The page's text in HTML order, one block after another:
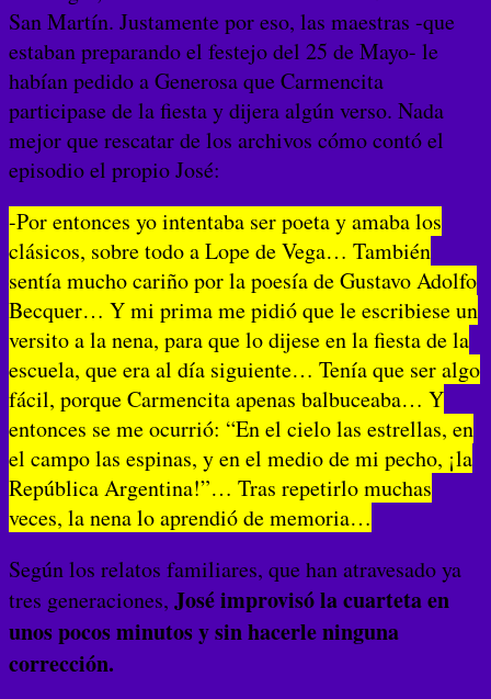
San Martín. Justamente por eso, las maestras -que
estaban preparando el festejo del 25 de Mayo- le
habían pedido a Generosa que Carmencita
participase de la fiesta y dijera algún verso. Nada
mejor que rescatar de los archivos cómo contó el
episodio el propio José:
-Por entonces yo intentaba ser poeta y amaba los
clásicos, sobre todo a Lope de Vega… También
sentía mucho cariño por la poesía de Gustavo Adolfo
Becquer… Y mi prima me pidió que le escribiese un
versito a la nena, para que lo dijese en la fiesta de la
escuela, que era al día siguiente… Tenía que ser algo
fácil, porque Carmencita apenas balbuceaba… Y
entonces se me ocurrió: “En el cielo las estrellas, en
el campo las espinas, y en el medio de mi pecho, ¡la
República Argentina!”… Tras repetirlo muchas
veces, la nena lo aprendió de memoria…
Según los relatos familiares, que han atravesado ya
tres generaciones, José improvisó la cuarteta en
unos pocos minutos y sin hacerle ninguna
corrección.